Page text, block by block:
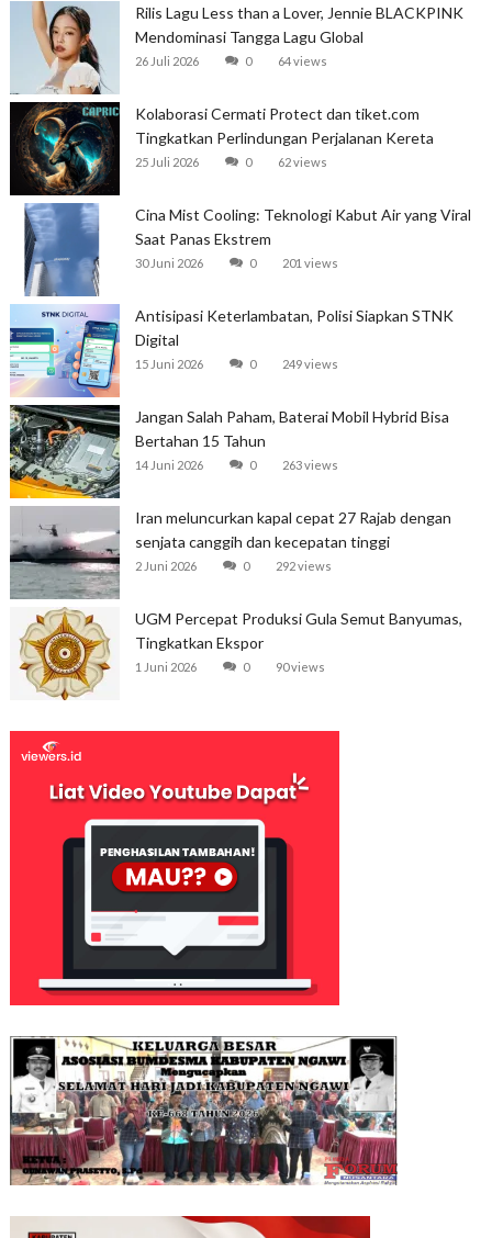
Rilis Lagu Less than a Lover, Jennie BLACKPINK
Mendominasi Tangga Lagu Global
26 Juli 2026 0 64 views
Kolaborasi Cermati Protect dan tiket.com
Tingkatkan Perlindungan Perjalanan Kereta
25 Juli 2026 0 62 views
Cina Mist Cooling: Teknologi Kabut Air yang Viral
Saat Panas Ekstrem
30 Juni 2026 0 201 views
Antisipasi Keterlambatan, Polisi Siapkan STNK
Digital
15 Juni 2026 0 249 views
Jangan Salah Paham, Baterai Mobil Hybrid Bisa
Bertahan 15 Tahun
14 Juni 2026 0 263 views
Iran meluncurkan kapal cepat 27 Rajab dengan
senjata canggih dan kecepatan tinggi
2 Juni 2026 0 292 views
UGM Percepat Produksi Gula Semut Banyumas,
Tingkatkan Ekspor
1 Juni 2026 0 90 views